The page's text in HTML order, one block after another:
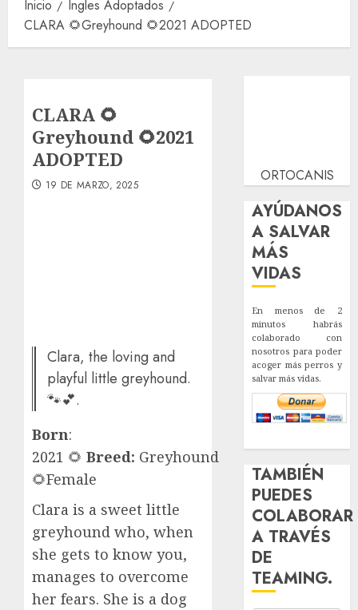
Inicio
Ingles Adoptados
CLARA 🌻Greyhound 🌻2021 ADOPTED
CLARA 🌻
Greyhound 🌻2021
ADOPTED
19 DE MARZO, 2025
Clara, the loving and
playful little greyhound.
🐾💕.
Born:
2021 🌻 Breed: Greyhound
🌻Female
Clara is a sweet little
greyhound who, when
she gets to know you,
manages to overcome
her fears. She is a dog
ORTOCANIS
AYÚDANOS
A SALVAR
MÁS
VIDAS
En menos de 2
minutos habrás
colaborado con
nosotros para poder
acoger más perros y
salvar más vidas.
TAMBIÉN
PUEDES
COLABORAR
A TRAVÉS
DE
TEAMING.